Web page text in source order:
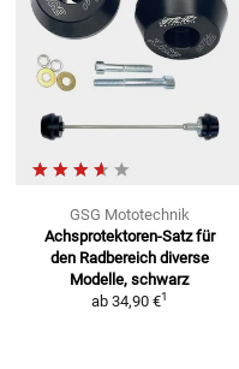
GSG Mototechnik
Achsprotektoren-Satz für
den Radbereich diverse
Modelle, schwarz
ab 34,90 €1